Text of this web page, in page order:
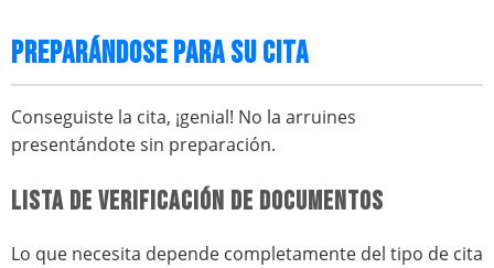
PREPARÁNDOSE PARA SU CITA
Conseguiste la cita, ¡genial! No la arruines
presentándote sin preparación.
LISTA DE VERIFICACIÓN DE DOCUMENTOS
Lo que necesita depende completamente del tipo de cita